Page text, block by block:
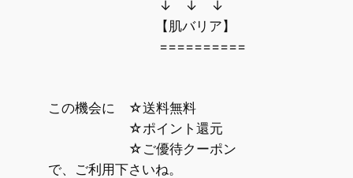
↓ ↓ ↓
【肌バリア】
==========
この機会に ☆送料無料
☆ポイント還元
☆ご優待クーポン
で、ご利用下さいね。